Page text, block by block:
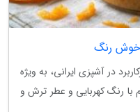
خوش رنگ
در آشپزی ایرانی، به ویژه
رنگ کهربایی و عطر ترش و